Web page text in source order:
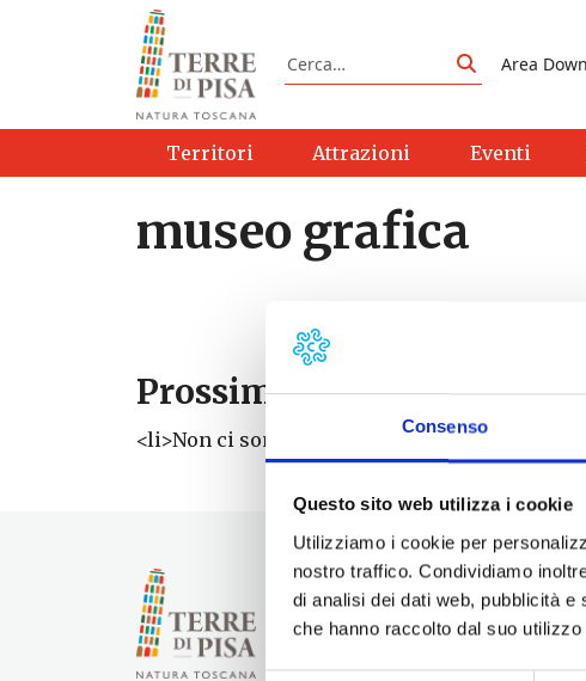
Consenso
Questo sito web utilizza i cookie
Utilizziamo i cookie per
nostro traffico. Condividiamo
di analisi dei dati web, pubblicità
che hanno raccolto dal suo
Vai al contenuto
Cerca
Cerca
Area
Territori Attrazioni Eventi
museo grafica
Prossimi eventi
<li>Non ci sono eventi con questo tag</li>